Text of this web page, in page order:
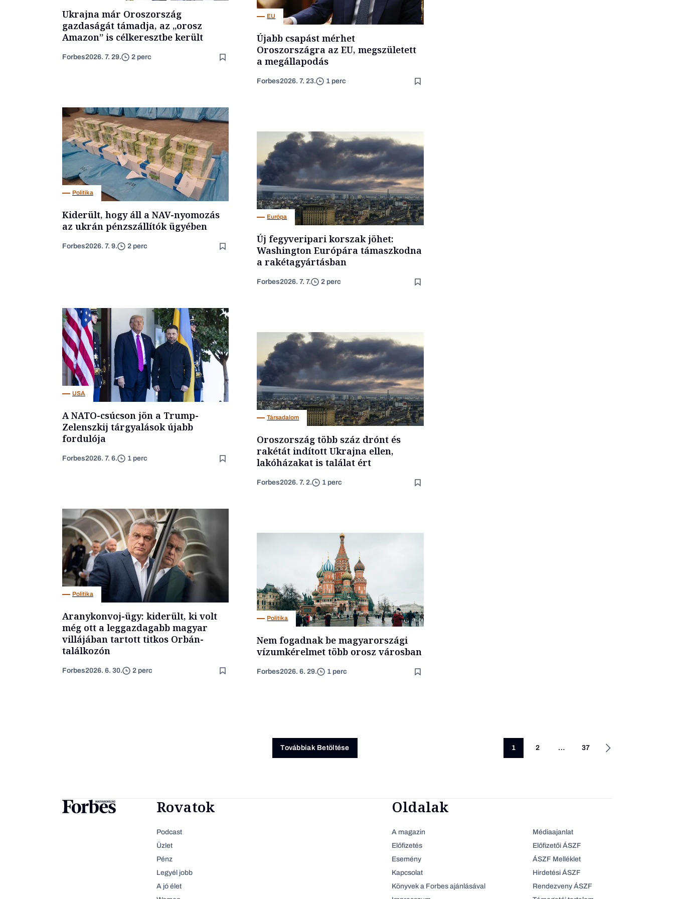
Ukrajna már Oroszország
gazdaságát támadja, az „orosz
Amazon” is célkeresztbe került
Forbes2026. 7. 29. 2 perc
EU
Újabb csapást mérhet
Oroszországra az EU, megszületett
a megállapodás
Forbes2026. 7. 23. 1 perc
Politika
Kiderült, hogy áll a NAV-nyomozás
az ukrán pénzszállítók ügyében
Forbes2026. 7. 9. 2 perc
Európa
Új fegyveripari korszak jöhet:
Washington Európára támaszkodna
a rakétagyártásban
Forbes2026. 7. 7. 2 perc
USA
A NATO-csúcson jön a Trump-
Zelenszkij tárgyalások újabb
fordulója
Forbes2026. 7. 6. 1 perc
Társadalom
Oroszország több száz drónt és
rakétát indított Ukrajna ellen,
lakóházakat is találat ért
Forbes2026. 7. 2. 1 perc
Politika
Aranykonvoj-ügy: kiderült, ki volt
még ott a leggazdagabb magyar
villájában tartott titkos Orbán-
találkozón
Forbes2026. 6. 30. 2 perc
Politika
Nem fogadnak be magyarországi
vízumkérelmet több orosz városban
Forbes2026. 6. 29. 1 perc
Továbbiak Betöltése 1 2 … 37
Rovatok
Podcast
Üzlet
Pénz
Legyél jobb
A jó élet
Oldalak
A magazin
Előfizetés
Esemény
Kapcsolat
Könyvek a Forbes ajánlásával
Médiaajanlat
Előfizetői ÁSZF
ÁSZF Melléklet
Hirdetési ÁSZF
Rendezveny ÁSZF